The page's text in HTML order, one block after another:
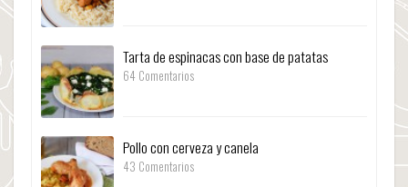
Tarta de espinacas con base de patatas
64 Comentarios
Pollo con cerveza y canela
43 Comentarios